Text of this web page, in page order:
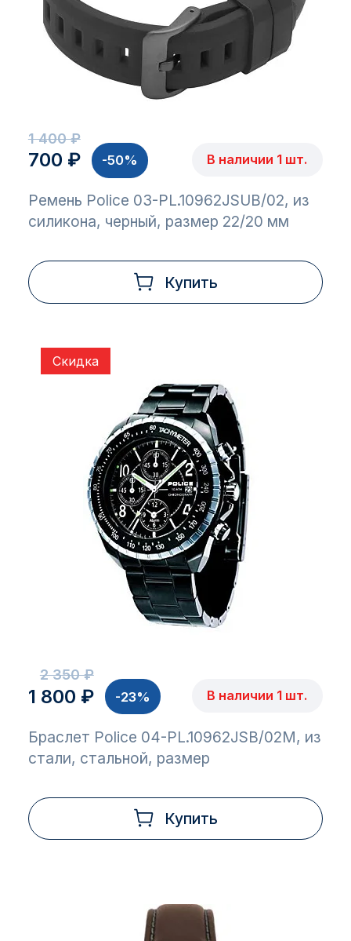
700 ₽
1 400 ₽
-50% В наличии 1 шт.
Ремень Police 03-PL.10962JSUB/02, из
силикона, черный, размер 22/20 мм
Купить
Скидка
1 800 ₽
2 350 ₽
-23% В наличии 1 шт.
Браслет Police 04-PL.10962JSB/02M, из
стали, стальной, размер
Купить